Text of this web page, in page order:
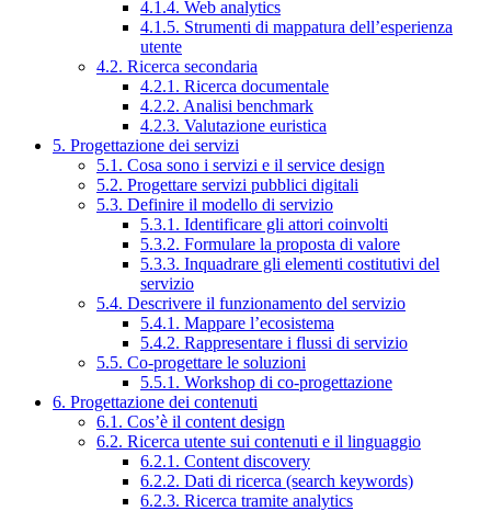
4.1.4. Web analytics
4.1.5. Strumenti di mappatura dell’esperienza
utente
4.2. Ricerca secondaria
4.2.1. Ricerca documentale
4.2.2. Analisi benchmark
4.2.3. Valutazione euristica
5. Progettazione dei servizi
5.1. Cosa sono i servizi e il service design
5.2. Progettare servizi pubblici digitali
5.3. Definire il modello di servizio
5.3.1. Identificare gli attori coinvolti
5.3.2. Formulare la proposta di valore
5.3.3. Inquadrare gli elementi costitutivi del
servizio
5.4. Descrivere il funzionamento del servizio
5.4.1. Mappare l’ecosistema
5.4.2. Rappresentare i flussi di servizio
5.5. Co-progettare le soluzioni
5.5.1. Workshop di co-progettazione
6. Progettazione dei contenuti
6.1. Cos’è il content design
6.2. Ricerca utente sui contenuti e il linguaggio
6.2.1. Content discovery
6.2.2. Dati di ricerca (search keywords)
6.2.3. Ricerca tramite analytics